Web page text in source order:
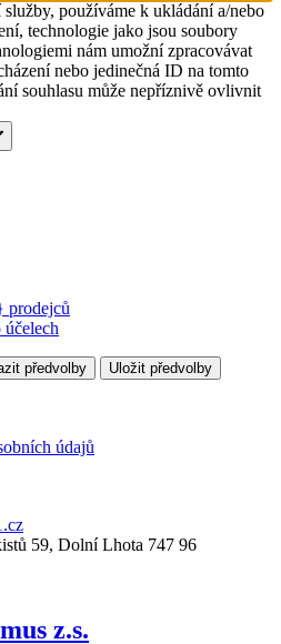
používáme k ukládání a/nebo
technologie jako jsou soubory
nám umožní zpracovávat
nebo jedinečná ID na tomto
souhlasu může nepříznivě ovlivnit
prodejců
účelech
předvolby Uložit předvolby
údajů
59, Dolní Lhota 747 96